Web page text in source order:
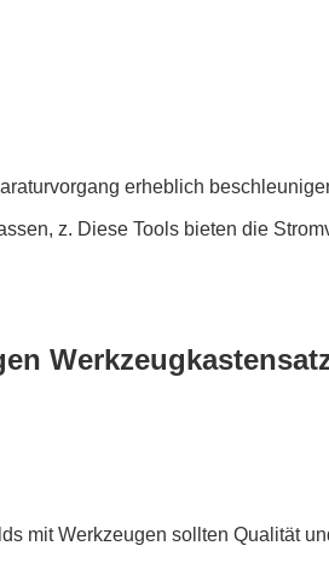
erheblich
z. Diese Tools bieten die
mit Werkzeugen sollten Qualität